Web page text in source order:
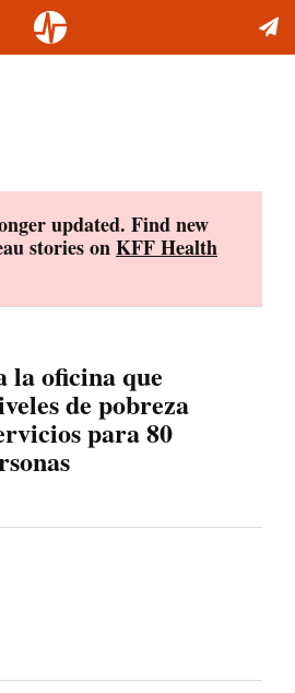
updated. Find new
stories onKFF Health
oficina que
de pobreza
para 80